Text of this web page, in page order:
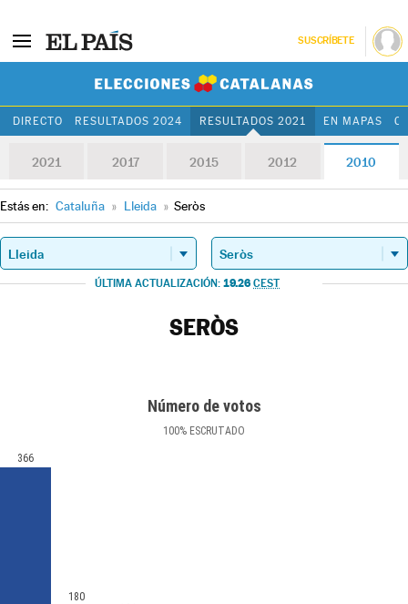
SUSCRÍBETE
DIRECTO RESULTADOS 2024 RESULTADOS 2021 EN MAPAS
2021 2017 2015 2012 2010
Estás en: Cataluña » Lleida » Seròs
ÚLTIMA ACTUALIZACIÓN: 19.26 CEST
SERÒS
Número de votos
100% ESCRUTADO
366
180